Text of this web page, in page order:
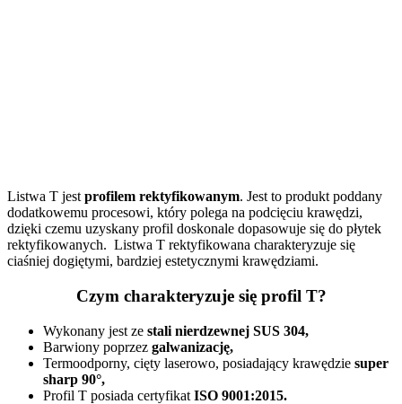
Listwa T jest profilem rektyfikowanym. Jest to produkt poddany
dodatkowemu procesowi, który polega na podcięciu krawędzi,
dzięki czemu uzyskany profil doskonale dopasowuje się do płytek
rektyfikowanych. Listwa T rektyfikowana charakteryzuje się
ciaśniej dogiętymi, bardziej estetycznymi krawędziami.
Czym charakteryzuje się profil T?
Wykonany jest ze stali nierdzewnej SUS 304,
Barwiony poprzez galwanizację,
Termoodporny, cięty laserowo, posiadający krawędzie super
sharp 90°,
Profil T posiada certyfikat ISO 9001:2015.